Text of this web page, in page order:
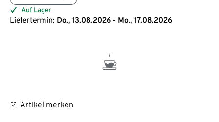
Auf Lager
Liefertermin: Do., 13.08.2026 - Mo., 17.08.2026
Artikel merken